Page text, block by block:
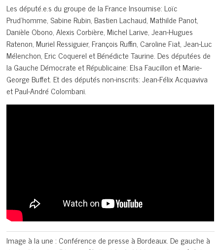
Les député.e.s du groupe de la France Insoumise: Loïc
Prud’homme, Sabine Rubin, Bastien Lachaud, Mathilde Panot,
Danièle Obono, Alexis Corbière, Michel Larive, Jean-Hugues
Ratenon, Muriel Ressiguier, François Ruffin, Caroline Fiat, Jean-Luc
Mélenchon, Eric Coquerel et Bénédicte Taurine. Des députées de
la Gauche Démocrate et Républicaine: Elsa Faucillon et Marie-
George Buffet. Et des députés non-inscrits: Jean-Félix Acquaviva
et Paul-André Colombani.
Image à la une : Conférence de presse à Bordeaux. De gauche à